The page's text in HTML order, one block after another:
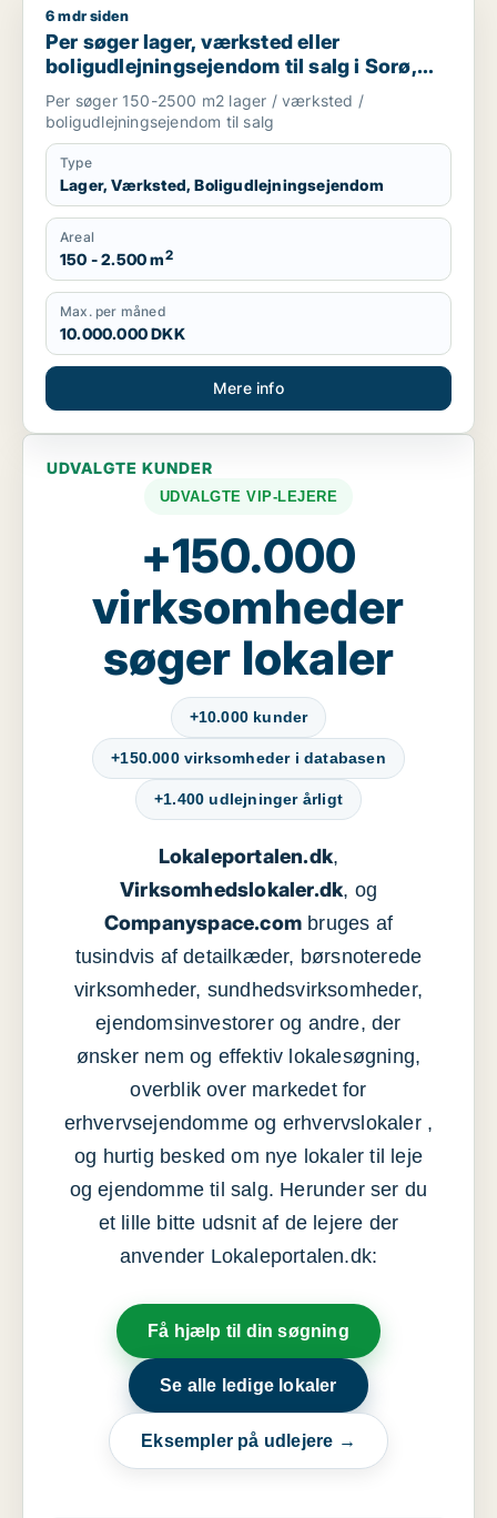
Per søger lager, værksted eller boligudlejningsejendom til
6 mdr siden
Per søger lager, værksted eller
boligudlejningsejendom til salg i Sorø,
Slagelse eller Korsør m.fl.
Per søger 150-2500 m2 lager / værksted /
boligudlejningsejendom til salg
Type
Lager, Værksted, Boligudlejningsejendom
Areal
150 - 2.500 m2
Max. per måned
10.000.000 DKK
Mere info
UDVALGTE KUNDER
UDVALGTE VIP-LEJERE
+150.000
virksomheder
søger lokaler
+10.000 kunder
+150.000 virksomheder i databasen
+1.400 udlejninger årligt
Lokaleportalen.dk,
Virksomhedslokaler.dk, og
Companyspace.com bruges af
tusindvis af detailkæder, børsnoterede
virksomheder, sundhedsvirksomheder,
ejendomsinvestorer og andre, der
ønsker nem og effektiv lokalesøgning,
overblik over markedet for
erhvervsejendomme og erhvervslokaler ,
og hurtig besked om nye lokaler til leje
og ejendomme til salg. Herunder ser du
et lille bitte udsnit af de lejere der
anvender Lokaleportalen.dk:
Få hjælp til din søgning
Se alle ledige lokaler
Eksempler på udlejere →